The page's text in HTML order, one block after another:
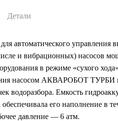
Детали
автоматического управления
и вибрационных) насосов
в режиме «сухого
насосом АКВАРОБОТ ТУРБИ
водоразбора. Емкость
его наполнение в
давление — 6 атм.